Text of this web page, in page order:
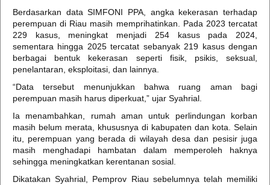
Berdasarkan data SIMFONI PPA, angka kekerasan terhadap
perempuan di Riau masih memprihatinkan. Pada 2023 tercatat
229 kasus, meningkat menjadi 254 kasus pada 2024,
sementara hingga 2025 tercatat sebanyak 219 kasus dengan
berbagai bentuk kekerasan seperti fisik, psikis, seksual,
penelantaran, eksploitasi, dan lainnya.
“Data tersebut menunjukkan bahwa ruang aman bagi
perempuan masih harus diperkuat,” ujar Syahrial.
Ia menambahkan, rumah aman untuk perlindungan korban
masih belum merata, khususnya di kabupaten dan kota. Selain
itu, perempuan yang berada di wilayah desa dan pesisir juga
masih menghadapi hambatan dalam memperoleh haknya
sehingga meningkatkan kerentanan sosial.
Dikatakan Syahrial, Pemprov Riau sebelumnya telah memiliki